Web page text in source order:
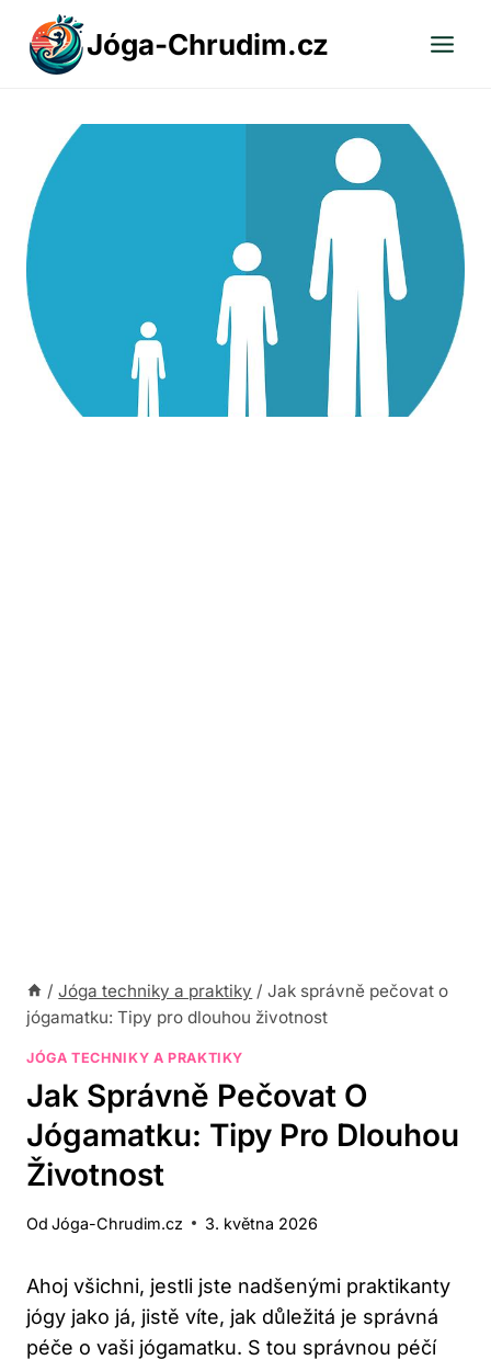
Přeskočit
obsah
Jóga-Chrudim.cz
/ Jóga techniky a praktiky / Jak správně pečovat o
jógamatku: Tipy pro dlouhou životnost
JÓGA TECHNIKY A PRAKTIKY
Jak Správně Pečovat O
Jógamatku: Tipy Pro Dlouhou
Životnost
Od Jóga-Chrudim.cz 3. května 2026
Ahoj všichni,⁢ jestli jste nadšenými praktikanty
jógy ‌jako já, jistě víte, jak důležitá je správná
péče o vaši jógamatku. S ⁤tou ⁣správnou péčí